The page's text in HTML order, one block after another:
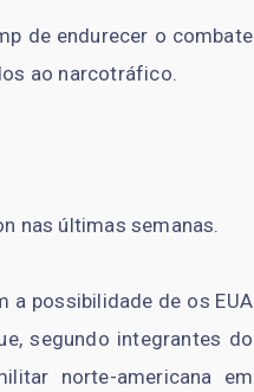
de endurecer o combate
ao narcotráfico.
nas últimas semanas.
a possibilidade de os EUA
segundo integrantes do
norte-americana em